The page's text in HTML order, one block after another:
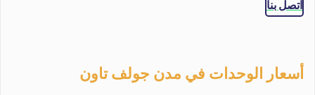
اتصل بنا
أسعار الوحدات في مدن جولف تاون